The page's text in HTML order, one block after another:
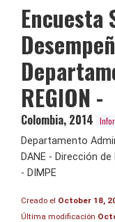
Encuesta
REGION -
Colombia, 2014
Departamento
DANE - Dirección
- DIMPE
Creado el October 18,
Última modificación